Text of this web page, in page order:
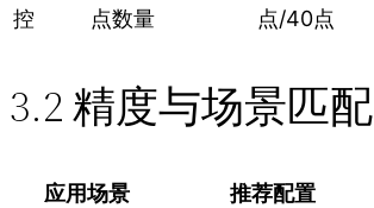
控
点数量
点/40点
3.2 精度与场景匹配
应用场景 推荐配置